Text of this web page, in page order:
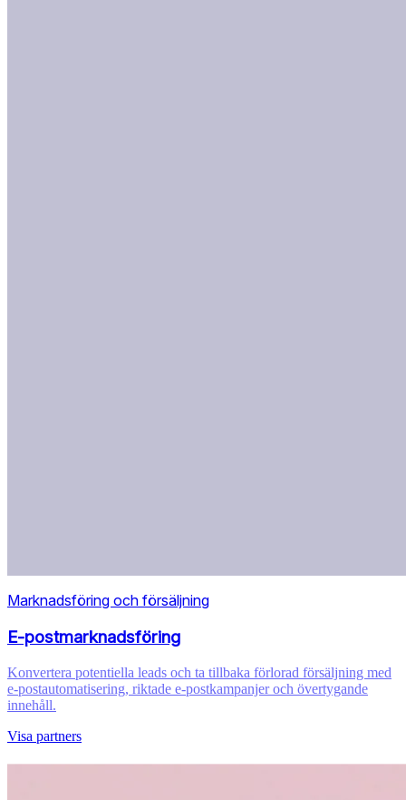
Marknadsföring och försäljning
E-postmarknadsföring
Konvertera potentiella leads och ta tillbaka förlorad försäljning med
e-postautomatisering, riktade e-postkampanjer och övertygande
innehåll.
Visa partners